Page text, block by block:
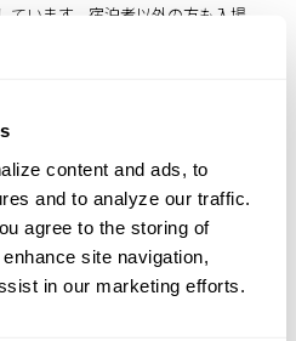
content and ads, to
and to analyze our traffic.
agree to the storing of
site navigation,
in our marketing efforts.
ています。宿泊者以外の方も入場
ルならではの取り組みです。